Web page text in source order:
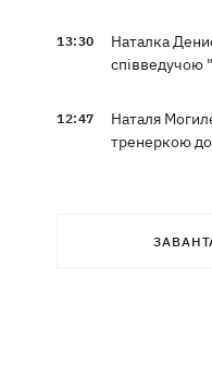
13:30
Наталка
співведучою
12:47
Наталя
тренеркою